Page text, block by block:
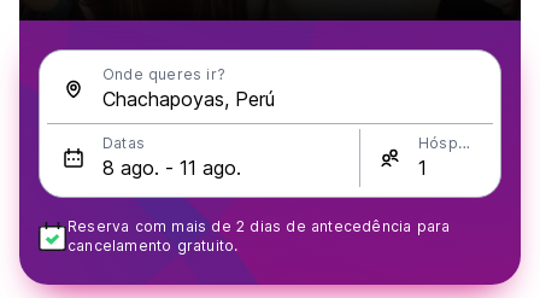
Onde queres ir?
Datas Hóspedes
Reserva com mais de 2 dias de antecedência para
cancelamento gratuito.